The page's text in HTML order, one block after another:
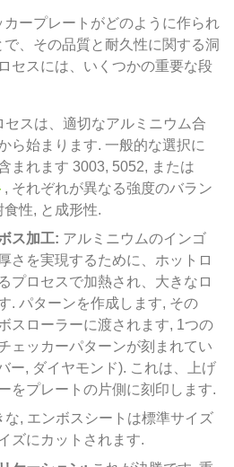
ープレートがどのように作られ
、その品質と耐久性に関する洞
セスには、いくつかの重要な段
セスは、適切なアルミニウム合
ら始まります. 一般的な選択に
まれます 3003, 5052, または
, それぞれが異なる強度のバラン
性, と成形性.
ス加工: アルミニウムのインゴ
さを実現するために、ホットロ
プロセスで加熱され、大きなロ
. パターンを作成します, その
スローラーに渡されます, 1つの
ェッカーパターンが刻まれてい
ー, ダイヤモンド). これは、上げ
をプレートの片側に刻印します.
な, エンボスシートは標準サイズ
ズにカットされます.